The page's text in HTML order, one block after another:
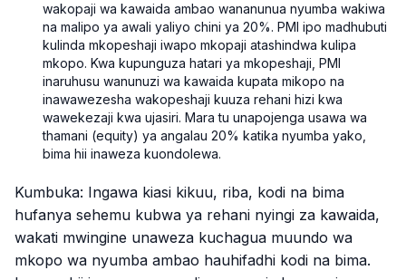
wakopaji wa kawaida ambao wananunua nyumba wakiwa
na malipo ya awali yaliyo chini ya 20%. PMI ipo madhubuti
kulinda mkopeshaji iwapo mkopaji atashindwa kulipa
mkopo. Kwa kupunguza hatari ya mkopeshaji, PMI
inaruhusu wanunuzi wa kawaida kupata mikopo na
inawawezesha wakopeshaji kuuza rehani hizi kwa
wawekezaji kwa ujasiri. Mara tu unapojenga usawa wa
thamani (equity) ya angalau 20% katika nyumba yako,
bima hii inaweza kuondolewa.
Kumbuka: Ingawa kiasi kikuu, riba, kodi na bima
hufanya sehemu kubwa ya rehani nyingi za kawaida,
wakati mwingine unaweza kuchagua muundo wa
mkopo wa nyumba ambao hauhifadhi kodi na bima.